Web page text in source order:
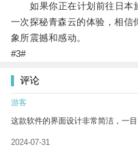
如果你正在计划前往日本
一次探秘青森云的体验，相信
象所震撼和感动。
#3#
评论
游客
这款软件的界面设计非常简洁，一目
2024-07-31